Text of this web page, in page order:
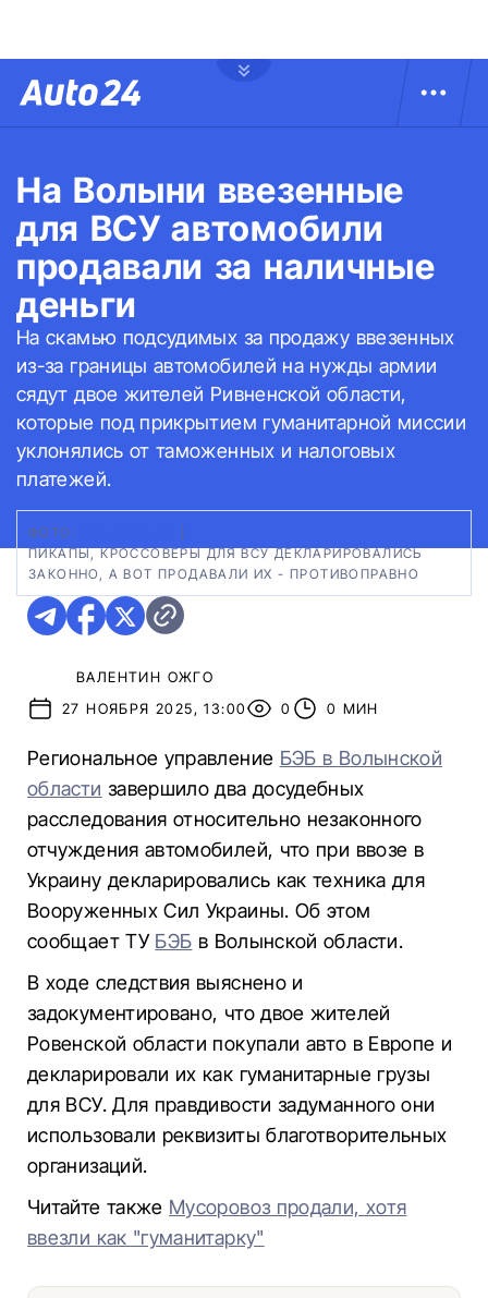
На Волыни ввезенные
для ВСУ автомобили
продавали за наличные
деньги
На скамью подсудимых за продажу ввезенных
из-за границы автомобилей на нужды армии
сядут двое жителей Ривненской области,
которые под прикрытием гуманитарной миссии
уклонялись от таможенных и налоговых
платежей.
ФОТО:
ПИКАПЫ, КРОССОВЕРЫ ДЛЯ ВСУ ДЕКЛАРИРОВАЛИСЬ
ЗАКОННО, А ВОТ ПРОДАВАЛИ ИХ - ПРОТИВОПРАВНО
ВАЛЕНТИН ОЖГО
27 НОЯБРЯ 2025, 13:00
0 0 МИН
Региональное управление БЭБ в Волынской
области завершило два досудебных
расследования относительно незаконного
отчуждения автомобилей, что при ввозе в
Украину декларировались как техника для
Вооруженных Сил Украины. Об этом
сообщает ТУ БЭБ в Волынской области.
В ходе следствия выяснено и
задокументировано, что двое жителей
Ровенской области покупали авто в Европе и
декларировали их как гуманитарные грузы
для ВСУ. Для правдивости задуманного они
использовали реквизиты благотворительных
организаций.
Читайте также Мусоровоз продали, хотя
ввезли как "гуманитарку"